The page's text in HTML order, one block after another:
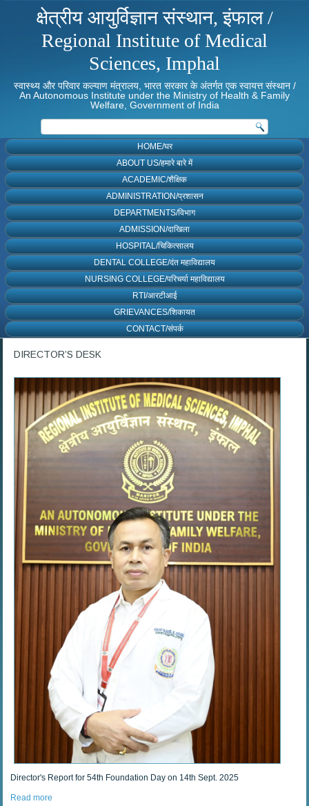
क्षेत्रीय आयुर्विज्ञान संस्थान, इंफाल /
Regional Institute of Medical
Sciences, Imphal
स्वास्थ्य और परिवार कल्याण मंत्रालय, भारत सरकार के अंतर्गत एक स्वायत्त संस्थान /
An Autonomous Institute under the Ministry of Health & Family
Welfare, Government of India
HOME/घर
ABOUT US/हमारे बारे में
ACADEMIC/शैक्षिक
ADMINISTRATION/प्रशासन
DEPARTMENTS/विभाग
ADMISSION/दाखिला
HOSPITAL/चिकित्सालय
DENTAL COLLEGE/दंत महाविद्यालय
NURSING COLLEGE/परिचर्या महाविद्यालय
RTI/आरटीआई
GRIEVANCES/शिकायत
CONTACT/संपर्क
DIRECTOR’S DESK
Director's Report for 54th Foundation Day on 14th Sept. 2025
Read more